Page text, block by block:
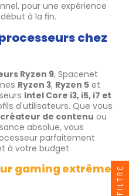
pour une expérience
à la fin.
chez
Ryzen 9, Spacenet
Ryzen 3, Ryzen 5 et
Intel Core i3, i5, i7 et
d'utilisateurs. Que vous
créateur de contenu ou
absolue, vous
parfaitement
à votre budget.
gaming extrême –FILTRE